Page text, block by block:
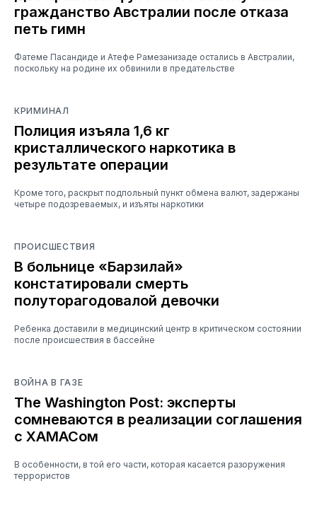
гражданство Австралии после отказа
петь гимн
Фатеме Пасандиде и Атефе Рамезанизаде остались в Австралии,
поскольку на родине их обвинили в предательстве
КРИМИНАЛ
Полиция изъяла 1,6 кг
кристаллического наркотика в
результате операции
Кроме того, раскрыт подпольный пункт обмена валют, задержаны
четыре подозреваемых, и изъяты наркотики
ПРОИСШЕСТВИЯ
В больнице «Барзилай»
констатировали смерть
полуторагодовалой девочки
Ребенка доставили в медицинский центр в критическом состоянии
после происшествия в бассейне
ВОЙНА В ГАЗЕ
The Washington Post: эксперты
сомневаются в реализации соглашения
с ХАМАСом
В особенности, в той его части, которая касается разоружения
террористов